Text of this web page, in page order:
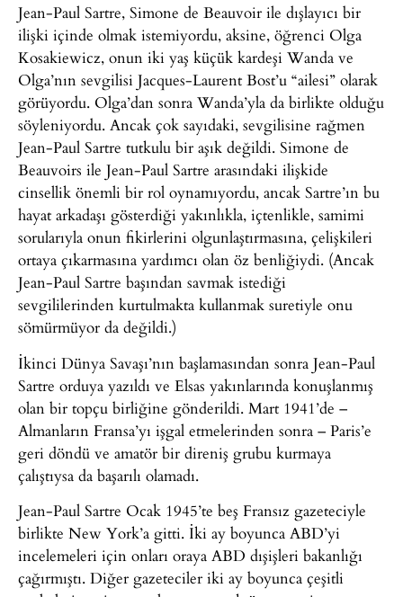
Jean-Paul Sartre, Simone de Beauvoir ile dışlayıcı bir
ilişki içinde olmak istemiyordu, aksine, öğrenci Olga
Kosakiewicz, onun iki yaş küçük kardeşi Wanda ve
Olga’nın sevgilisi Jacques-Laurent Bost’u “ailesi” olarak
görüyordu. Olga’dan sonra Wanda’yla da birlikte olduğu
söyleniyordu. Ancak çok sayıdaki, sevgilisine rağmen
Jean-Paul Sartre tutkulu bir aşık değildi. Simone de
Beauvoirs ile Jean-Paul Sartre arasındaki ilişkide
cinsellik önemli bir rol oynamıyordu, ancak Sartre’ın bu
hayat arkadaşı gösterdiği yakınlıkla, içtenlikle, samimi
sorularıyla onun fikirlerini olgunlaştırmasına, çelişkileri
ortaya çıkarmasına yardımcı olan öz benliğiydi. (Ancak
Jean-Paul Sartre başından savmak istediği
sevgililerinden kurtulmakta kullanmak suretiyle onu
sömürmüyor da değildi.)
İkinci Dünya Savaşı’nın başlamasından sonra Jean-Paul
Sartre orduya yazıldı ve Elsas yakınlarında konuşlanmış
olan bir topçu birliğine gönderildi. Mart 1941’de –
Almanların Fransa’yı işgal etmelerinden sonra – Paris’e
geri döndü ve amatör bir direniş grubu kurmaya
çalıştıysa da başarılı olamadı.
Jean-Paul Sartre Ocak 1945’te beş Fransız gazeteciyle
birlikte New York’a gitti. İki ay boyunca ABD’yi
incelemeleri için onları oraya ABD dışişleri bakanlığı
çağırmıştı. Diğer gazeteciler iki ay boyunca çeşitli